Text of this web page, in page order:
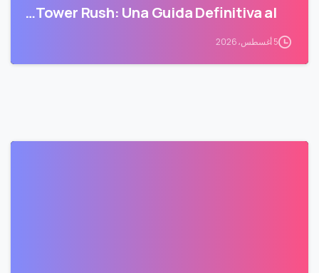
Tower Rush: Una Guida Definitiva al…
5 أغسطس، 2026